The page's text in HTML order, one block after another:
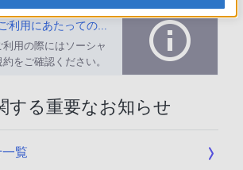
動画でサポートご利用にあたってのお願い
用の際にはソーシャ
をご確認ください。
する重要なお知らせ
覧